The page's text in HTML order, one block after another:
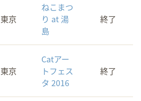
東京
ねこまつ
り at 湯
島
終了
東京
Catアー
トフェス
タ 2016
終了